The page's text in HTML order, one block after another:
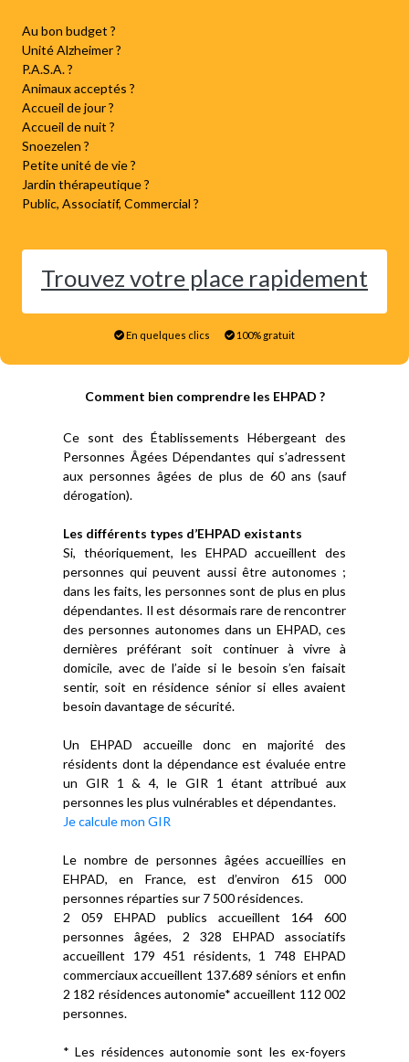
Au bon budget ?
Unité Alzheimer ?
P.A.S.A. ?
Animaux acceptés ?
Accueil de jour ?
Accueil de nuit ?
Snoezelen ?
Petite unité de vie ?
Jardin thérapeutique ?
Public, Associatif, Commercial ?
Trouvez votre place rapidement
En quelques clics 100% gratuit
Comment bien comprendre les EHPAD ?
Ce sont des Établissements Hébergeant des
Personnes Âgées Dépendantes qui s’adressent
aux personnes âgées de plus de 60 ans (sauf
dérogation).
Les différents types d’EHPAD existants
Si, théoriquement, les EHPAD accueillent des
personnes qui peuvent aussi être autonomes ;
dans les faits, les personnes sont de plus en plus
dépendantes. Il est désormais rare de rencontrer
des personnes autonomes dans un EHPAD, ces
dernières préférant soit continuer à vivre à
domicile, avec de l’aide si le besoin s’en faisait
sentir, soit en résidence sénior si elles avaient
besoin davantage de sécurité.
Un EHPAD accueille donc en majorité des
résidents dont la dépendance est évaluée entre
un GIR 1 & 4, le GIR 1 étant attribué aux
personnes les plus vulnérables et dépendantes.
Je calcule mon GIR
Le nombre de personnes âgées accueillies en
EHPAD, en France, est d’environ 615 000
personnes réparties sur 7 500 résidences.
2 059 EHPAD publics accueillent 164 600
personnes âgées, 2 328 EHPAD associatifs
accueillent 179 451 résidents, 1 748 EHPAD
commerciaux accueillent 137.689 séniors et enfin
2 182 résidences autonomie* accueillent 112 002
personnes.
* Les résidences autonomie sont les ex-foyers